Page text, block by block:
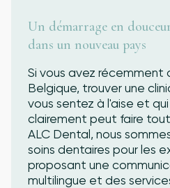
Un démarrage en
dans un nouveau pays
Si vous avez récemment
Belgique, trouver une
vous sentez à l'aise et
clairement peut faire
ALC Dental, nous
soins dentaires pour les
proposant une
multilingue et des